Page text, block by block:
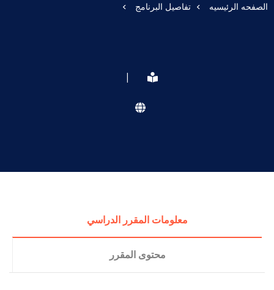
الصفحه الرئيسيه تفاصيل البرنامج
|
معلومات المقرر الدراسي
محتوى المقرر